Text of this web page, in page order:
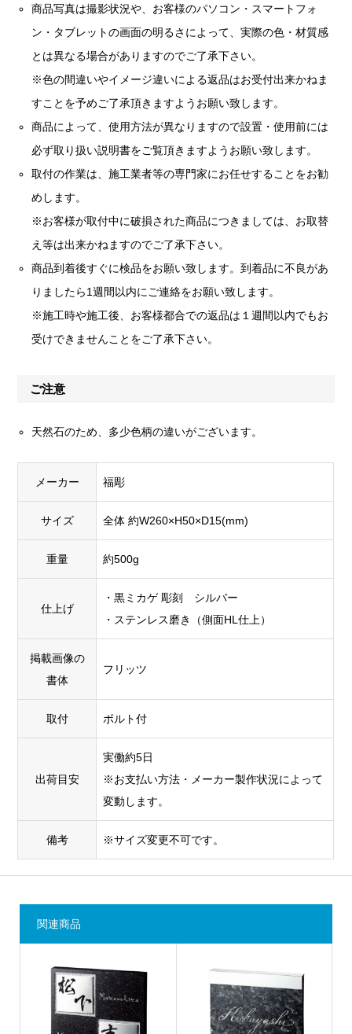
商品写真は撮影状況や、お客様のパソコン・スマートフォ
ン・タブレットの画面の明るさによって、実際の色・材質感
とは異なる場合がありますのでご了承下さい。
※色の間違いやイメージ違いによる返品はお受付出来かねま
すことを予めご了承頂きますようお願い致します。
商品によって、使用方法が異なりますので設置・使用前には
必ず取り扱い説明書をご覧頂きますようお願い致します。
取付の作業は、施工業者等の専門家にお任せすることをお勧
めします。
※お客様が取付中に破損された商品につきましては、お取替
え等は出来かねますのでご了承下さい。
商品到着後すぐに検品をお願い致します。到着品に不良があ
りましたら1週間以内にご連絡をお願い致します。
※施工時や施工後、お客様都合での返品は１週間以内でもお
受けできませんことをご了承下さい。
ご注意
天然石のため、多少色柄の違いがございます。
メーカー 福彫
サイズ 全体 約W260×H50×D15(mm)
重量 約500g
仕上げ
・黒ミカゲ 彫刻 シルバー
・ステンレス磨き（側面HL仕上）
掲載画像の
書体
フリッツ
取付 ボルト付
出荷目安
実働約5日
※お支払い方法・メーカー製作状況によって
変動します。
備考 ※サイズ変更不可です。
関連商品